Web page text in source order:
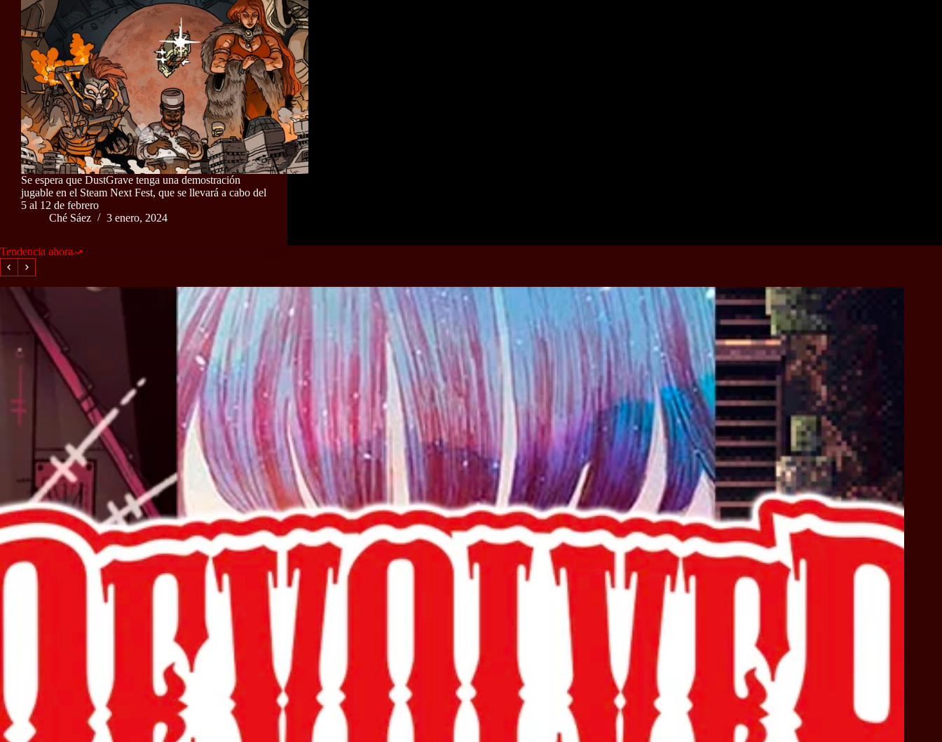
Se espera que DustGrave tenga una demostración
jugable en el Steam Next Fest, que se llevará a cabo del
5 al 12 de febrero
Ché Sáez
3 enero, 2024
Tendencia ahora